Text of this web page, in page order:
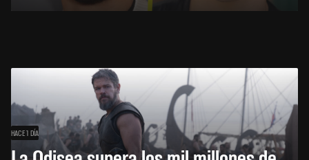
HACE 1 DÍA